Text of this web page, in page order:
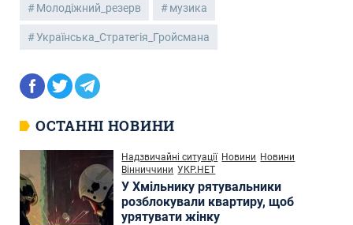
Молодіжний_резерв музика
Українська_Стратегія_Гройсмана
ОСТАННІ НОВИНИ
Надзвичайні ситуації Новини Новини
Вінниччини УКР.НЕТ
У Хмільнику рятувальники
розблокували квартиру, щоб
урятувати жінку